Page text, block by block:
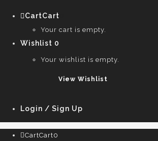
CartCart
Your cart is empty.
Wishlist 0
Your wishlist is empty.
View Wishlist
Login / Sign Up
CartCart0